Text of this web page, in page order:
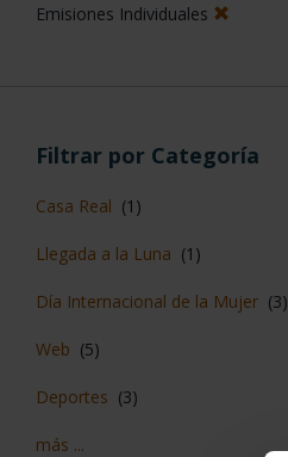
Emisiones Individuales
Filtrar por Categoría
Casa Real (1)
Llegada a la Luna (1)
Día Internacional de la Mujer (3)
Web (5)
Deportes (3)
más ...